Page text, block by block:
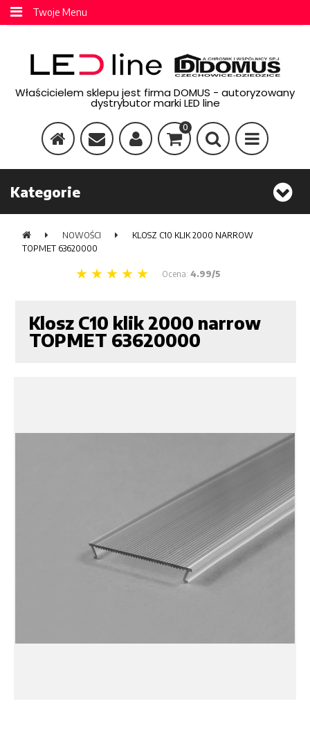
Twoje Menu
Właścicielem sklepu jest firma DOMUS - autoryzowany
dystrybutor marki LED line
0
Kategorie
NOWOŚCI
KLOSZ C10 KLIK 2000 NARROW
TOPMET 63620000
Ocena: 4.99/5
Klosz C10 klik 2000 narrow
TOPMET 63620000